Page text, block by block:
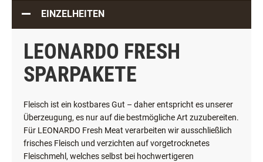
EINZELHEITEN
LEONARDO FRESH
SPARPAKETE
Fleisch ist ein kostbares Gut – daher entspricht es unserer
Überzeugung, es nur auf die bestmögliche Art zuzubereiten.
Für LEONARDO Fresh Meat verarbeiten wir ausschließlich
frisches Fleisch und verzichten auf vorgetrocknetes
Fleischmehl, welches selbst bei hochwertigeren